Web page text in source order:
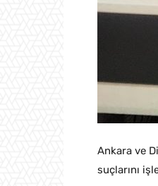
Ankara ve
suçlarını